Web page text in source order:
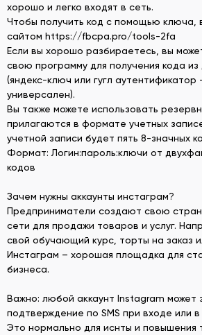
хорошо и легко входят в сеть.
Чтобы получить код с помощью ключа,
сайтом https://fbcpa.pro/tools-2fa
Если вы хорошо разбираетесь, вы
свою программу для получения кода из
(яндекс-ключ или гугл аутентификатор
универсален).
Вы также можете использовать
прилагаются в формате учетных
учетной записи будет пять 8-значных
Формат: Логин:пароль:ключи от
кодов
Зачем нужны аккаунты инстаграм?
Предприниматели создают свою
сети для продажи товаров и услуг.
свой обучающий курс, торты на заказ
Инстаграм – хорошая площадка для
бизнеса.
Важно: любой аккаунт Instagram может
подтверждение по SMS при входе или
Это нормально для иснты и повышения